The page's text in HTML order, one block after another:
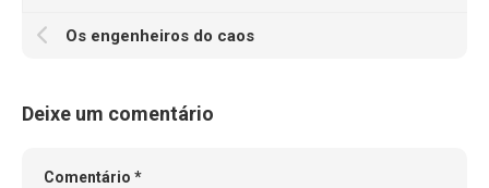
Os engenheiros do caos
Deixe um comentário
Comentário *